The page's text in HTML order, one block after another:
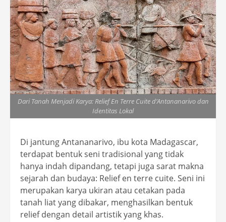
Dari Tanah Menjadi Karya: Relief En Terre Cuite d’Antananarivo dan
Identitas Lokal
Di jantung Antananarivo, ibu kota Madagascar,
terdapat bentuk seni tradisional yang tidak
hanya indah dipandang, tetapi juga sarat makna
sejarah dan budaya: Relief en terre cuite. Seni ini
merupakan karya ukiran atau cetakan pada
tanah liat yang dibakar, menghasilkan bentuk
relief dengan detail artistik yang khas.